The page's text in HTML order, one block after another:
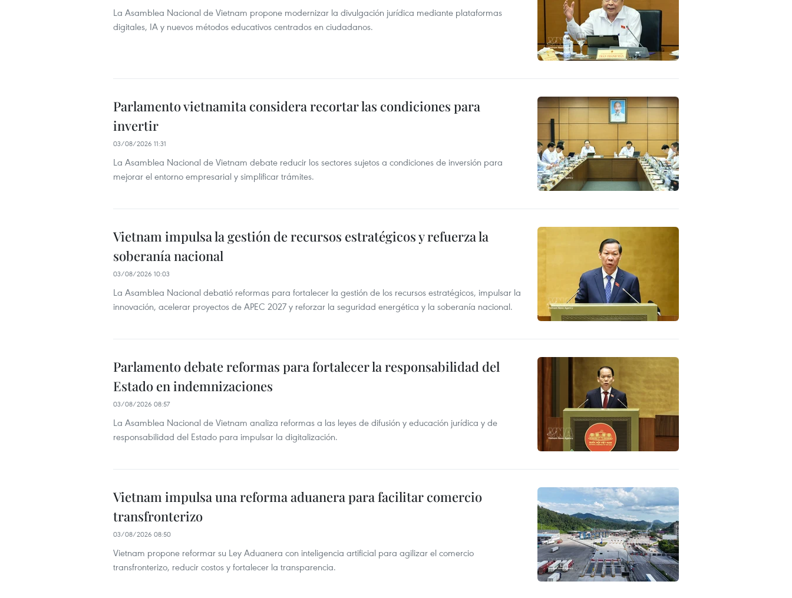
La Asamblea Nacional de Vietnam propone modernizar la divulgación jurídica mediante plataformas
digitales, IA y nuevos métodos educativos centrados en ciudadanos.
Parlamento vietnamita considera recortar las condiciones para
invertir
03/08/2026 11:31
La Asamblea Nacional de Vietnam debate reducir los sectores sujetos a condiciones de inversión para
mejorar el entorno empresarial y simplificar trámites.
Vietnam impulsa la gestión de recursos estratégicos y refuerza la
soberanía nacional
03/08/2026 10:03
La Asamblea Nacional debatió reformas para fortalecer la gestión de los recursos estratégicos, impulsar la
innovación, acelerar proyectos de APEC 2027 y reforzar la seguridad energética y la soberanía nacional.
Parlamento debate reformas para fortalecer la responsabilidad del
Estado en indemnizaciones
03/08/2026 08:57
La Asamblea Nacional de Vietnam analiza reformas a las leyes de difusión y educación jurídica y de
responsabilidad del Estado para impulsar la digitalización.
Vietnam impulsa una reforma aduanera para facilitar comercio
transfronterizo
03/08/2026 08:50
Vietnam propone reformar su Ley Aduanera con inteligencia artificial para agilizar el comercio
transfronterizo, reducir costos y fortalecer la transparencia.